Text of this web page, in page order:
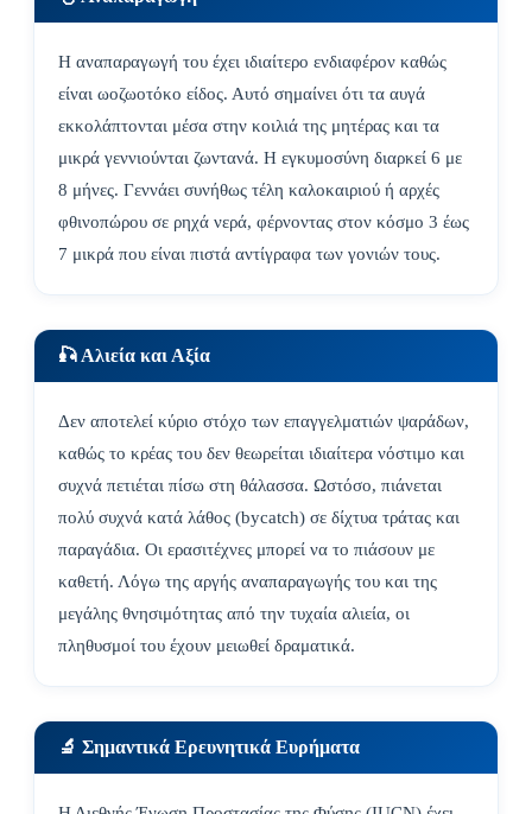
Η αναπαραγωγή του έχει ιδιαίτερο ενδιαφέρον καθώς
είναι ωοζωοτόκο είδος. Αυτό σημαίνει ότι τα αυγά
εκκολάπτονται μέσα στην κοιλιά της μητέρας και τα
μικρά γεννιούνται ζωντανά. Η εγκυμοσύνη διαρκεί 6 με
8 μήνες. Γεννάει συνήθως τέλη καλοκαιριού ή αρχές
φθινοπώρου σε ρηχά νερά, φέρνοντας στον κόσμο 3 έως
7 μικρά που είναι πιστά αντίγραφα των γονιών τους.
🎣 Αλιεία και Αξία
Δεν αποτελεί κύριο στόχο των επαγγελματιών ψαράδων,
καθώς το κρέας του δεν θεωρείται ιδιαίτερα νόστιμο και
συχνά πετιέται πίσω στη θάλασσα. Ωστόσο, πιάνεται
πολύ συχνά κατά λάθος (bycatch) σε δίχτυα τράτας και
παραγάδια. Οι ερασιτέχνες μπορεί να το πιάσουν με
καθετή. Λόγω της αργής αναπαραγωγής του και της
μεγάλης θνησιμότητας από την τυχαία αλιεία, οι
πληθυσμοί του έχουν μειωθεί δραματικά.
🔬 Σημαντικά Ερευνητικά Ευρήματα